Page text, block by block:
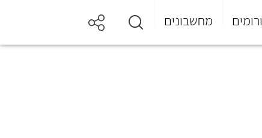
מחשבונים